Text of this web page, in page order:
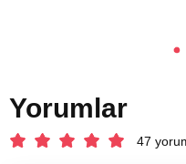
Yorumlar
47